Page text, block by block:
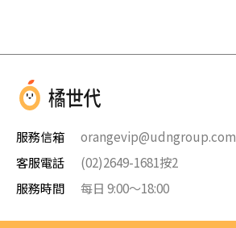
服務信箱
orangevip@udngroup.com
客服電話
(02)2649-1681按2
服務時間
每日 9:00～18:00